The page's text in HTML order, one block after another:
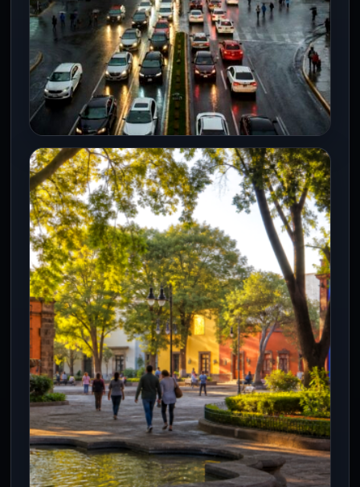
CDMX
Caos vial por marchas y lluvias
azota CDMX este viernes
7 Ago 2026
Marchas, un bloqueo en el Centro y
lluvias fuertes con granizo complican la
movilidad en la capital este…